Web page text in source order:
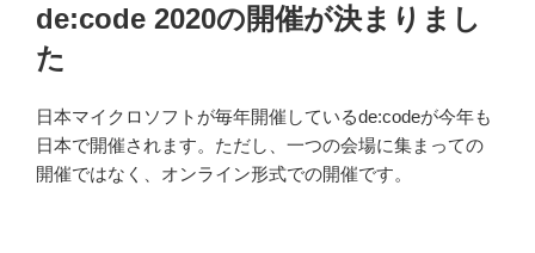
日:
de:code 2020の開催が決まりまし
た
日本マイクロソフトが毎年開催しているde:codeが今年も
日本で開催されます。ただし、一つの会場に集まっての
開催ではなく、オンライン形式での開催です。